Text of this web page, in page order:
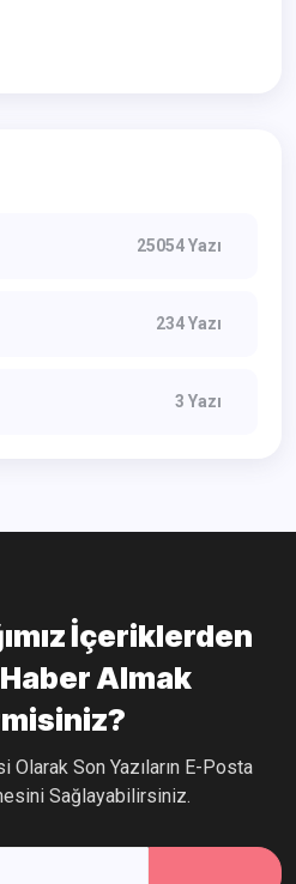
25054 Yazı
234 Yazı
3 Yazı
İçeriklerden
Almak
Sağlayabilirsiniz.